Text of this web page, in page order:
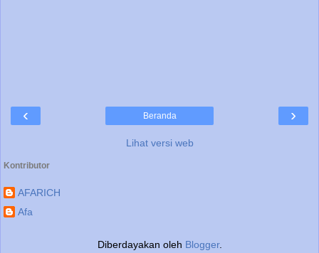
‹ ›
Beranda
Lihat versi web
Kontributor
AFARICH
Afa
Diberdayakan oleh Blogger.